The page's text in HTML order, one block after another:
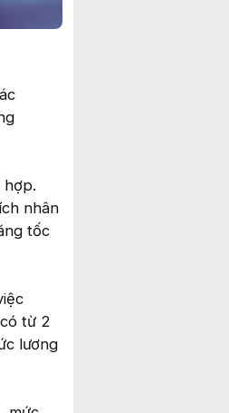
hợp.
nhân
tốc
từ 2
lương